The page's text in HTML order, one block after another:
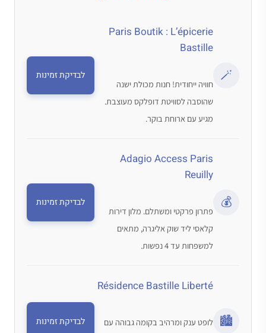
🪄
Paris Boutik : L’épicerie
Bastille
חוויה ייחודית! חנות מכולת ישנה
שהוסבה לסוויטת דופלקס מעוצבת.
מגיע עם ארוחת בוקר.
לבדיקת זמינות
💰
Adagio Access Paris
Reuilly
פתרון פרקטי ומשתלם. מלון דירות
קלאסי ליד שוק אליגרה, מתאים
למשפחות עד 4 נפשות.
לבדיקת זמינות
🏙️
Résidence Bastille Liberté
לופט ענק ומרהיב בקומה גבוהה עם
לבדיקת זמינות